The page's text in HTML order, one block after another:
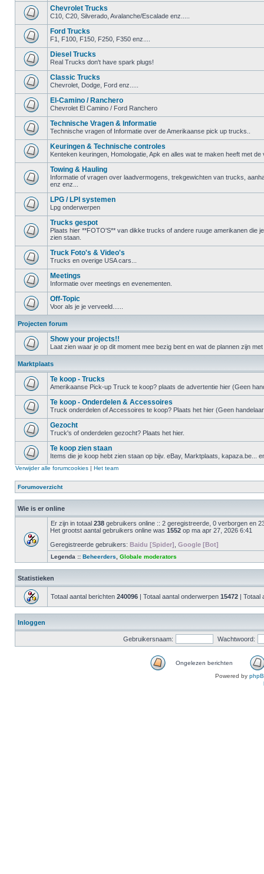
Chevrolet Trucks
C10, C20, Silverado, Avalanche/Escalade enz.....
Ford Trucks
F1, F100, F150, F250, F350 enz....
Diesel Trucks
Real Trucks don't have spark plugs!
Classic Trucks
Chevrolet, Dodge, Ford enz.....
El-Camino / Ranchero
Chevrolet El Camino / Ford Ranchero
Technische Vragen & Informatie
Technische vragen of Informatie over de Amerikaanse pick up trucks..
Keuringen & Technische controles
Kenteken keuringen, Homologatie, Apk en alles wat te maken heeft met
Towing & Hauling
Informatie of vragen over laadvermogens, trekgewichten van trucks,
enz enz...
LPG / LPI systemen
Lpg onderwerpen
Trucks gespot
Plaats hier **FOTO'S** van dikke trucks of andere ruuge amerikanen die
zien staan.
Truck Foto's & Video's
Trucks en overige USA cars...
Meetings
Informatie over meetings en evenementen.
Off-Topic
Voor als je je verveeld......
Projecten forum
Show your projects!!
Laat zien waar je op dit moment mee bezig bent en wat de plannen zijn
Marktplaats
Te koop - Trucks
Amerikaanse Pick-up Truck te koop? plaats de advertentie hier (Geen
Te koop - Onderdelen & Accessoires
Truck onderdelen of Accessoires te koop? Plaats het hier (Geen
Gezocht
Truck's of onderdelen gezocht? Plaats het hier.
Te koop zien staan
Items die je koop hebt zien staan op bijv. eBay, Marktplaats, kapaza.be...
Verwijder alle forumcookies | Het team
Forumoverzicht
Wie is er online
Er zijn in totaal 238 gebruikers online :: 2 geregistreerde, 0 verborgen en
Het grootst aantal gebruikers online was 1552 op ma apr 27, 2026 6:41
Geregistreerde gebruikers: Baidu [Spider] Google [Bot]
Legenda :: Beheerders Globale moderators
Statistieken
Totaal aantal berichten 240096 | Totaal aantal onderwerpen 15472 | Totaal
Inloggen
Gebruikersnaam: Wachtwoord:
Ongelezen berichten
Powered by